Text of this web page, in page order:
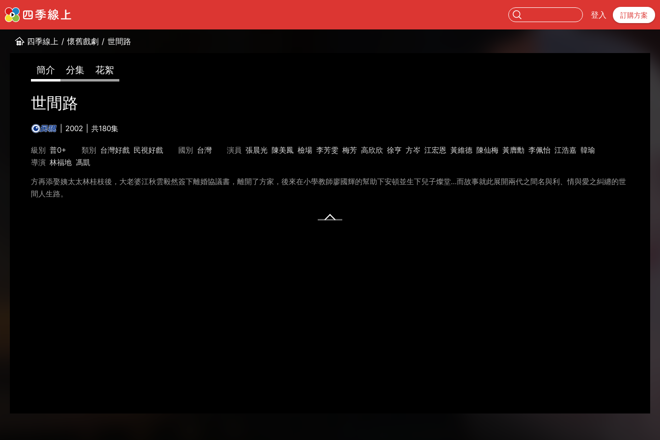
登入 訂購方案
四季線上 / 懷舊戲劇 / 世間路
簡介 分集 花絮
世間路
2002 共180集
級別 普0+ 類別 台灣好戲 民視好戲 國別 台灣 演員 張晨光 陳美鳳 檢場 李芳雯 梅芳 高欣欣 徐亨 方岑 江宏恩 黃維德 陳仙梅 黃膺勳 李佩怡 江浩嘉 韓瑜
導演 林福地 馮凱
方再添娶姨太太林桂枝後，大老婆江秋雲毅然簽下離婚協議書，離開了方家，後來在小學教師廖國輝的幫助下安頓並生下兒子燦堂...而故事就此展開兩代之間名與利、情與愛之糾纏的世
間人生路。